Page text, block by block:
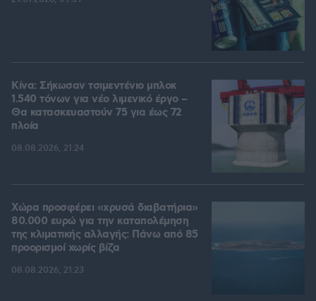
Κίνα: Σήκωσαν τσιμεντένιο μπλοκ
1.540 τόνων για νέο λιμενικό έργο –
Θα κατασκευαστούν 75 για έως 72
πλοία
08.08.2026, 21:24
Χώρα προσφέρει «χρυσά διαβατήρια»
80.000 ευρώ για την καταπολέμηση
της κλιματικής αλλαγής: Πάνω από 85
προορισμοί χωρίς βίζα
08.08.2026, 21:23